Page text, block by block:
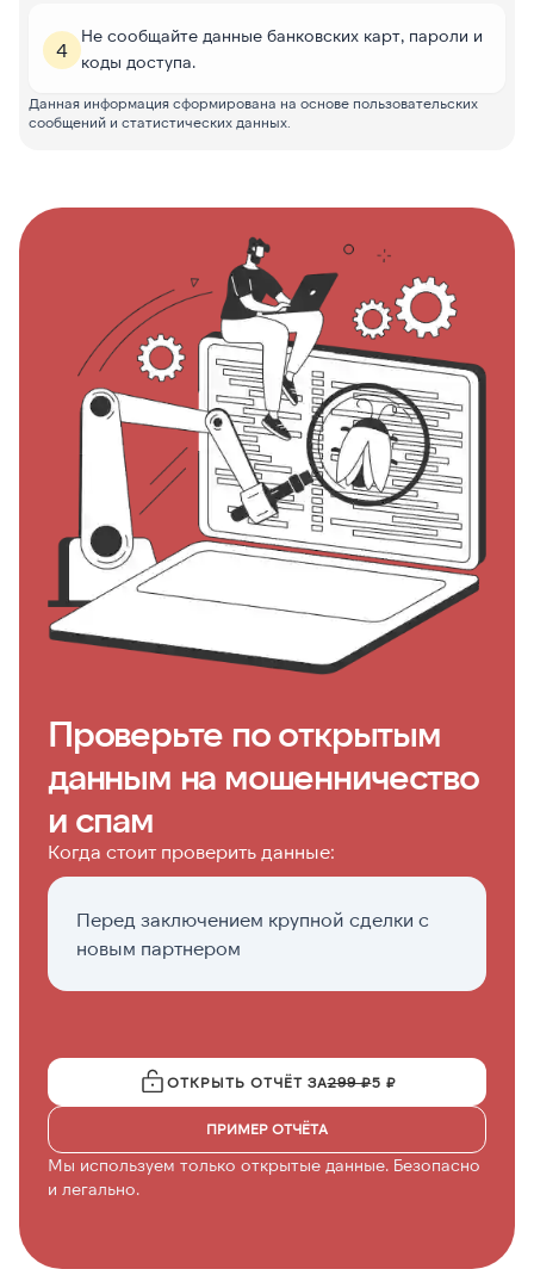
4
Не сообщайте данные банковских карт, пароли и
коды доступа.
Данная информация сформирована на основе пользовательских
сообщений и статистических данных.
Проверьте по открытым
данным на мошенничество
и спам
Когда стоит проверить данные:
Перед заключением крупной сделки с
новым партнером
ОТКРЫТЬ ОТЧЁТ ЗА299 ₽5 ₽
ПРИМЕР ОТЧЁТА
Мы используем только открытые данные. Безопасно
и легально.